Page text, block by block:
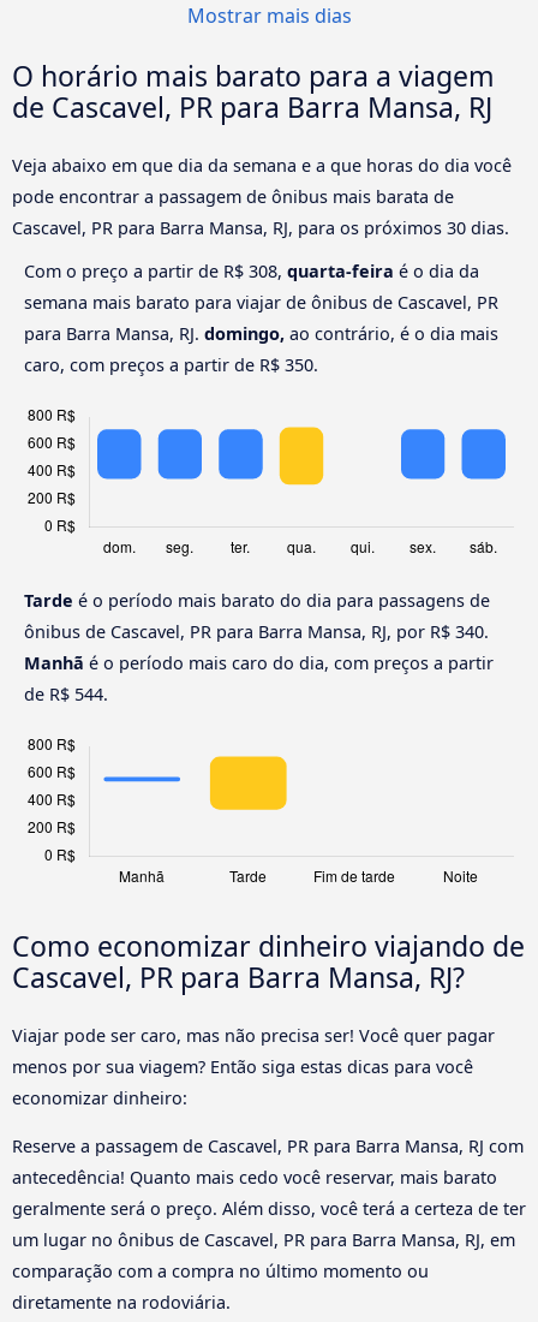
Mostrar mais dias
O horário mais barato para a viagem
de Cascavel, PR para Barra Mansa, RJ
Veja abaixo em que dia da semana e a que horas do dia você
pode encontrar a passagem de ônibus mais barata de
Cascavel, PR para Barra Mansa, RJ, para os próximos 30 dias.
Com o preço a partir de R$ 308, quarta-feira é o dia da
semana mais barato para viajar de ônibus de Cascavel, PR
para Barra Mansa, RJ. domingo, ao contrário, é o dia mais
caro, com preços a partir de R$ 350.
Tarde é o período mais barato do dia para passagens de
ônibus de Cascavel, PR para Barra Mansa, RJ, por R$ 340.
Manhã é o período mais caro do dia, com preços a partir
de R$ 544.
Como economizar dinheiro viajando de
Cascavel, PR para Barra Mansa, RJ?
Viajar pode ser caro, mas não precisa ser! Você quer pagar
menos por sua viagem? Então siga estas dicas para você
economizar dinheiro:
Reserve a passagem de Cascavel, PR para Barra Mansa, RJ com
antecedência! Quanto mais cedo você reservar, mais barato
geralmente será o preço. Além disso, você terá a certeza de ter
um lugar no ônibus de Cascavel, PR para Barra Mansa, RJ, em
comparação com a compra no último momento ou
diretamente na rodoviária.